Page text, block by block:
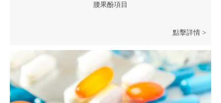
腰果酚項目
點擊詳情 >